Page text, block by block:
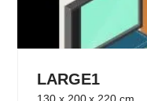
LARGE1